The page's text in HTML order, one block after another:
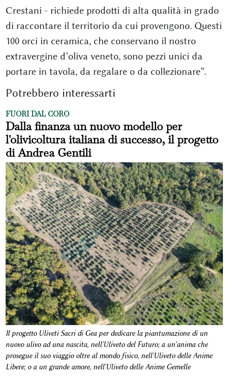
Crestani - richiede prodotti di alta qualità in grado
di raccontare il territorio da cui provengono. Questi
100 orci in ceramica, che conservano il nostro
extravergine d’oliva veneto, sono pezzi unici da
portare in tavola, da regalare o da collezionare”.
Potrebbero interessarti
FUORI DAL CORO
Dalla finanza un nuovo modello per
l'olivicoltura italiana di successo, il progetto
di Andrea Gentili
Il progetto Uliveti Sacri di Gea per dedicare la piantumazione di un
nuovo ulivo ad una nascita, nell'Uliveto del Futuro; a un'anima che
prosegue il suo viaggio oltre al mondo fisico, nell'Uliveto delle Anime
Libere; o a un grande amore, nell'Uliveto delle Anime Gemelle